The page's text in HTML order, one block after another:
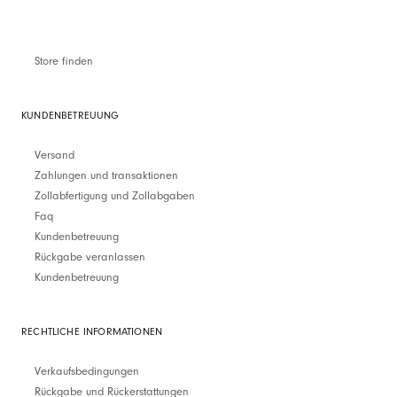
Store finden
KUNDENBETREUUNG
Versand
Zahlungen und transaktionen
Zollabfertigung und Zollabgaben
Faq
Kundenbetreuung
Rückgabe veranlassen
Kundenbetreuung
RECHTLICHE INFORMATIONEN
Verkaufsbedingungen
Rückgabe und Rückerstattungen